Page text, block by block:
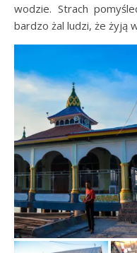
wodzie. Strach
bardzo żal ludzi, że żyją